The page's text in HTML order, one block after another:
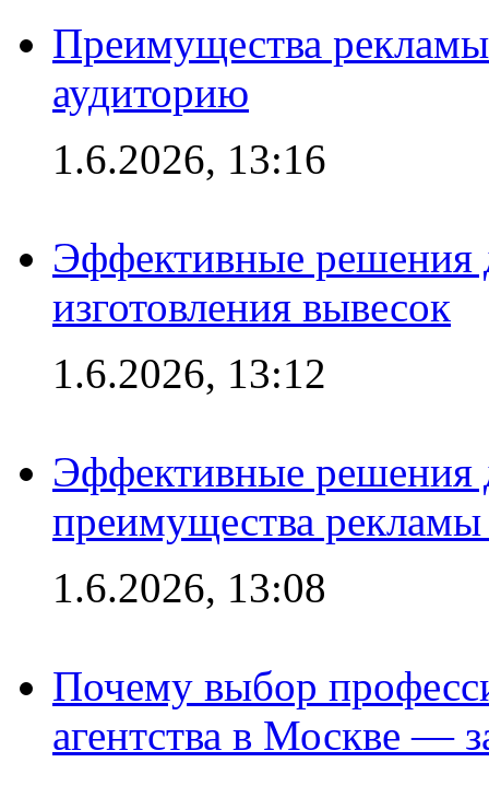
Преимущества
аудиторию
1.6.2026, 13:16
Эффективные решения
изготовления вывесок
1.6.2026, 13:12
Эффективные решения
преимущества рекламы
1.6.2026, 13:08
Почему выбор
агентства в Москве —